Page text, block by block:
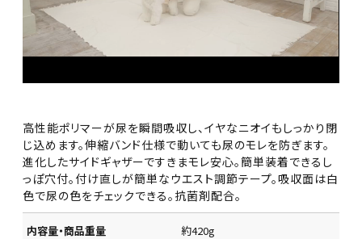
高性能ポリマーが尿を瞬間吸収し、イヤなニオイもしっかり閉
じ込めます。伸縮バンド仕様で動いても尿のモレを防ぎます。
進化したサイドギャザーですきまモレ安心。簡単装着できるし
っぽ穴付。付け直しが簡単なウエスト調節テープ。吸収面は白
色で尿の色をチェックできる。抗菌剤配合。
内容量・商品重量 約420g